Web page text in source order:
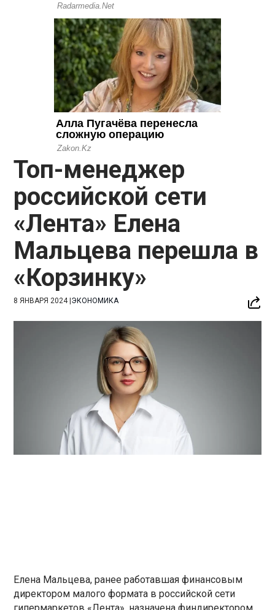
Топ-менеджер
российской сети
«Лента» Елена
Мальцева перешла в
«Корзинку»
8 ЯНВАРЯ 2024|ЭКОНОМИКА
Елена Мальцева, ранее работавшая финансовым
директором малого формата в российской сети